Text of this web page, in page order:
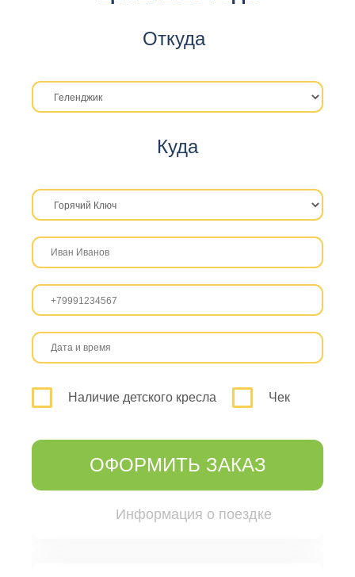
Откуда
Куда
Наличие детского кресла Чек
ОФОРМИТЬ ЗАКАЗ
Информация о поездке